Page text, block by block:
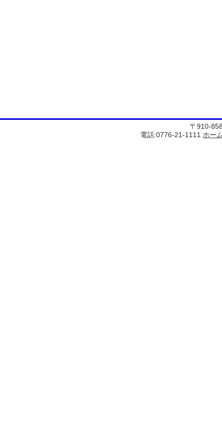
〒910-
電話:0776-21-1111 ホー